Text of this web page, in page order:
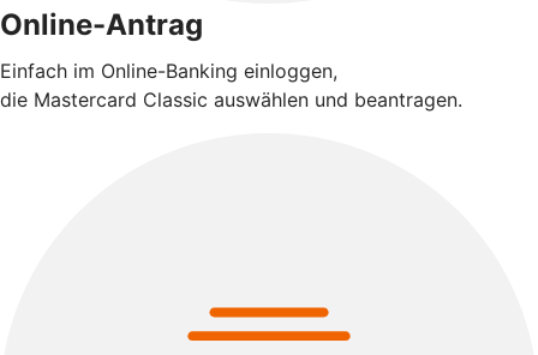
Online-Antrag
Einfach im Online-Banking einloggen,
die Mastercard Classic auswählen und beantragen.